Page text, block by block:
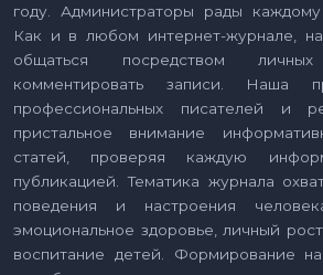
году. Администраторы рады каждому
Как и в любом интернет-журнале,
общаться посредством
комментировать записи. Наша
профессиональных писателей и
пристальное внимание
статей, проверяя каждую
публикацией. Тематика журнала
поведения и настроения
эмоциональное здоровье, личный
воспитание детей. Формирование